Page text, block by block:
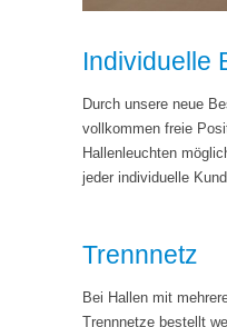
Individuelle
Durch unsere neue
vollkommen freie
Hallenleuchten
jeder individuelle
Trennnetz
Bei Hallen mit
Trennnetze bestellt